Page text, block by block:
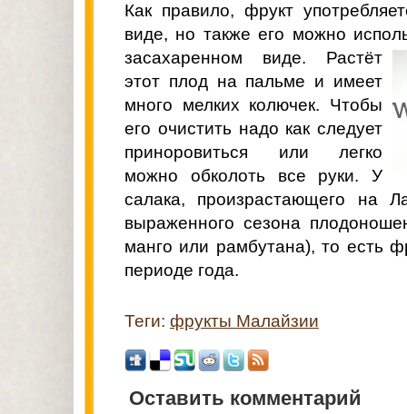
Как правило, фрукт
виде, но также его можно
засахаренном виде. Растёт
этот плод на пальме и имеет
много мелких колючек. Чтобы
его очистить надо как следует
приноровиться или легко
можно обколоть все руки. У
салака, произрастающего на
выраженного сезона
манго или рамбутана), то есть
периоде года.
Теги: фрукты Малайзии
Оставить комментарий